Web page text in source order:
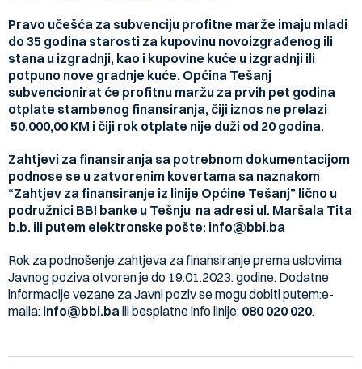
Pravo učešća za subvenciju profitne marže imaju mladi
do 35 godina starosti za kupovinu novoizgrađenog ili
stana u izgradnji, kao i kupovine kuće u izgradnji ili
potpuno nove gradnje kuće. Općina Tešanj
subvencionirat će profitnu maržu za prvih pet godina
otplate stambenog finansiranja, čiji iznos ne prelazi
50.000,00 KM i čiji rok otplate nije duži od 20 godina.
Zahtjevi za finansiranja sa potrebnom dokumentacijom
podnose se u zatvorenim kovertama sa naznakom
“Zahtjev za finansiranje iz linije Općine Tešanj” lično u
podružnici BBI banke u Tešnju na adresi ul. Maršala Tita
b.b. ili putem elektronske pošte: info@bbi.ba
Rok za podnošenje zahtjeva za finansiranje prema uslovima
Javnog poziva otvoren je do 19.01.2023. godine. Dodatne
informacije vezane za Javni poziv se mogu dobiti putem:e-
maila: info@bbi.ba ili besplatne info linije: 080 020 020.